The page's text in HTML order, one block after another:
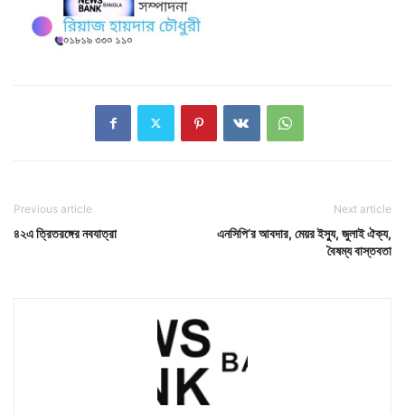
Previous article
৪২এ ত্রিতরঙ্গের নবযাত্রা
Next article
এনসিপি’র আবদার, মেয়র ইস্যু, জুলাই ঐক্য,
বৈষম্য বাস্তবতা